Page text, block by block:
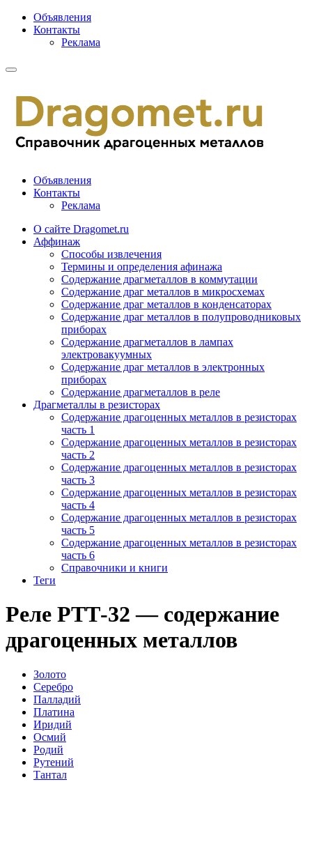
Объявления
Контакты
Реклама
Объявления
Контакты
Реклама
О сайте Dragomet.ru
Аффинаж
Способы извлечения
Термины и определения афинажа
Содержание драгметаллов в коммутации
Содержание драг металлов в микросхемах
Содержание драг металлов в конденсаторах
Содержание драг металлов в полупроводниковых
приборах
Содержание драгметаллов в лампах
электровакуумных
Содержание драг металлов в электронных
приборах
Содержание драгметаллов в реле
Драгметаллы в резисторах
Содержание драгоценных металлов в резисторах
часть 1
Содержание драгоценных металлов в резисторах
часть 2
Содержание драгоценных металлов в резисторах
часть 3
Содержание драгоценных металлов в резисторах
часть 4
Содержание драгоценных металлов в резисторах
часть 5
Содержание драгоценных металлов в резисторах
часть 6
Справочники и книги
Теги
Реле РТТ-32 — содержание
драгоценных металлов
Золото
Серебро
Палладий
Платина
Иридий
Осмий
Родий
Рутений
Тантал